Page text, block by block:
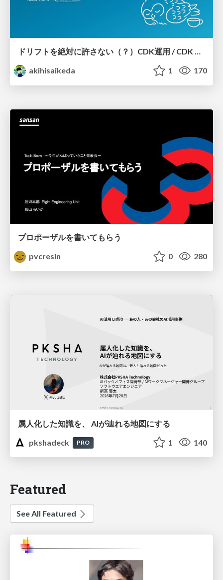
akihisaikeda
1 170
プロポーザルを書いてもらう
pvcresin
0 280
属人化した知識を、 AIが辿れる地図にする
pkshadeck
PRO 1 140
Featured
See All Featured